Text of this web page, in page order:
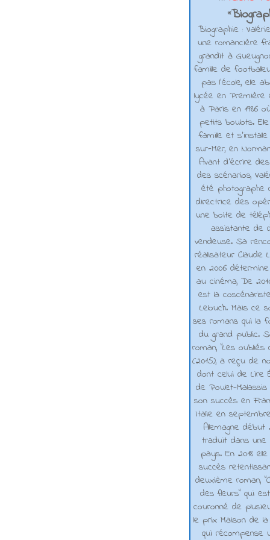
*
Biographie :
une romancière
grandit à
famille de
pas l'école, elle
lycée en
à Paris en 1986
petits boulots.
famille et
sur-Mer, en
Avant d’écrire
des scénarios,
été photographe
directrice des
une boite de
assistante de
vendeuse. Sa
réalisateur Claude
en 2006
au cinéma, De
est la
Lelouch. Mais ce
ses romans qui la
du grand public.
roman, "Les oubliés
(2015), a reçu de
dont celui de Lire
de Poulet-
son succès en
Italie en
Allemagne début
traduit dans une
pays. En 2018
succès
deuxième roman,
des fleurs" qui
couronné de
le prix Maison de la
qui récompense